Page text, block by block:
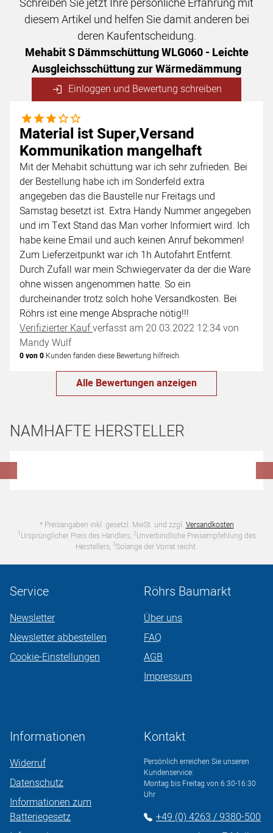
diesem Artikel und helfen Sie damit anderen bei
deren Kaufentscheidung.
Mehabit S Dämmschüttung WLG060 - Leichte
Ausgleichsschüttung zur Wärmedämmung
Einloggen und Bewertung schreiben
3 von 5
Material ist Super,Versand
Kommunikation mangelhaft
Mit der Mehabit schüttung war ich sehr zufrieden. Bei
der Bestellung habe ich im Sonderfeld extra
angegeben das die Baustelle nur Freitags und
Samstag besetzt ist. Extra Handy Nummer angegeben
und im Text Stand das Man vorher Informiert wird. Ich
habe keine Email und auch keinen Anruf bekommen!
Zum Lieferzeitpunkt war ich 1h Autofahrt Entfernt.
Durch Zufall war mein Schwiegervater da der die Ware
ohne wissen angenommen hatte. So ein
durcheinander trotz solch hohe Versandkosten. Bei
Röhrs ist eine menge Absprache nötig!!!
Verifizierter Kaufverfasst am 20.03.2022 12:34 von
Mandy Wulf
0 von 0 Kunden fanden diese Bewertung hilfreich.
Alle Bewertungen anzeigen
NAMHAFTE HERSTELLER
* Preisangaben inkl. gesetzl. MwSt. und zzgl. Versandkosten
1 Ursprünglicher Preis des Händlers, 2Unverbindliche Preisempfehlung des
Herstellers, 3Solange der Vorrat reicht.
Service
Newsletter
Newsletter abbestellen
Cookie-Einstellungen
Röhrs Baumarkt
Über uns
FAQ
AGB
Impressum
Informationen
Widerruf
Datenschutz
Informationen zum
Batteriegesetz
Kontakt
Persönlich erreichen Sie unseren
Kundenservice:
Montag bis Freitag von 6:30-16:30
Uhr
+49 (0) 4263 / 9380-500